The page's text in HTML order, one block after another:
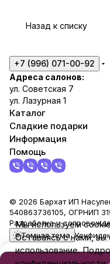
саж
з»
Назад к списку
+7 (996) 071-00-92
Адреса салонов:
ул. Советская 7
ул. Лазурная 1
Каталог
Сладкие подарки
Информация
Помощь
© 2026 Бархат ИП
540863736105, ОГРНИП
Разработка и
Темная тема
Мы используем
Оставаясь с нами, вы
использование.